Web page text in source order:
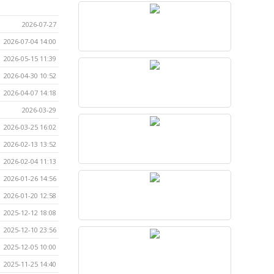
2026-07-27
2026-07-04 14:00
2026-05-15 11:39
2026-04-30 10:52
2026-04-07 14:18
2026-03-29
2026-03-25 16:02
2026-02-13 13:52
2026-02-04 11:13
2026-01-26 14:56
2026-01-20 12:58
2025-12-12 18:08
2025-12-10 23:56
2025-12-05 10:00
2025-11-25 14:40